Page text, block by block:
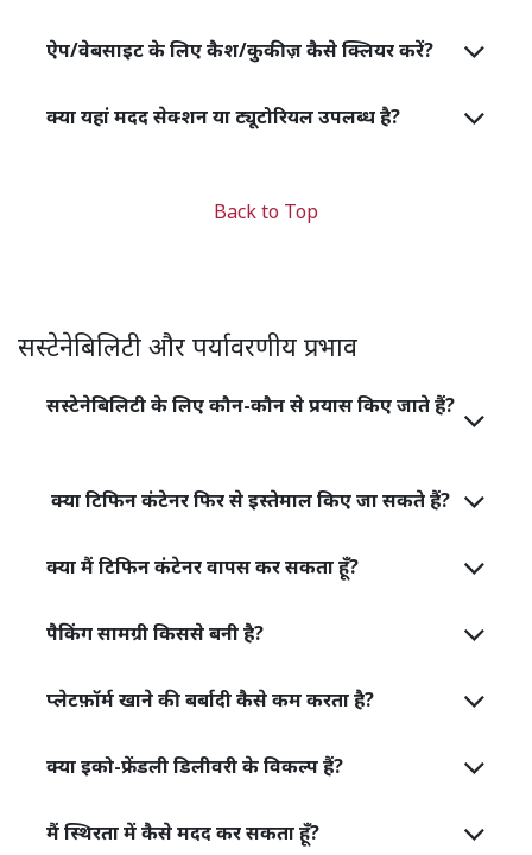
Back to Top
सस्टेनेबिलिटी और पर्यावरणीय प्रभाव
सस्टेनेबिलिटी के लिए कौन-कौन से प्रयास किए जाते हैं?
क्या टिफिन कंटेनर फिर से इस्तेमाल किए जा सकते हैं?
प्लेटफ़ॉर्म खाने की बर्बादी कैसे कम करता है?